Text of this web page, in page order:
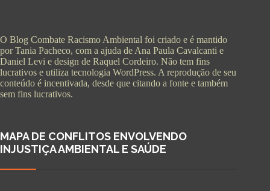
O Blog Combate Racismo Ambiental foi criado e é mantido
por Tania Pacheco, com a ajuda de Ana Paula Cavalcanti e
Daniel Levi e design de Raquel Cordeiro. Não tem fins
lucrativos e utiliza tecnologia WordPress. A reprodução de seu
conteúdo é incentivada, desde que citando a fonte e também
sem fins lucrativos.
MAPA DE CONFLITOS ENVOLVENDO
INJUSTIÇA AMBIENTAL E SAÚDE